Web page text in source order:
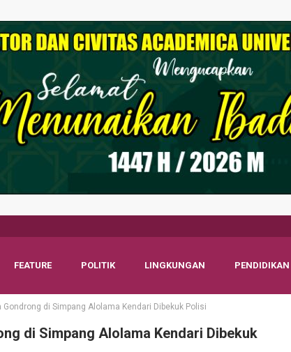
FEATURE POLITIK LINGKUNGAN PENDIDIKAN
Gondrong di Simpang Alolama Kendari Dibekuk Polisi
di Simpang Alolama Kendari Dibekuk